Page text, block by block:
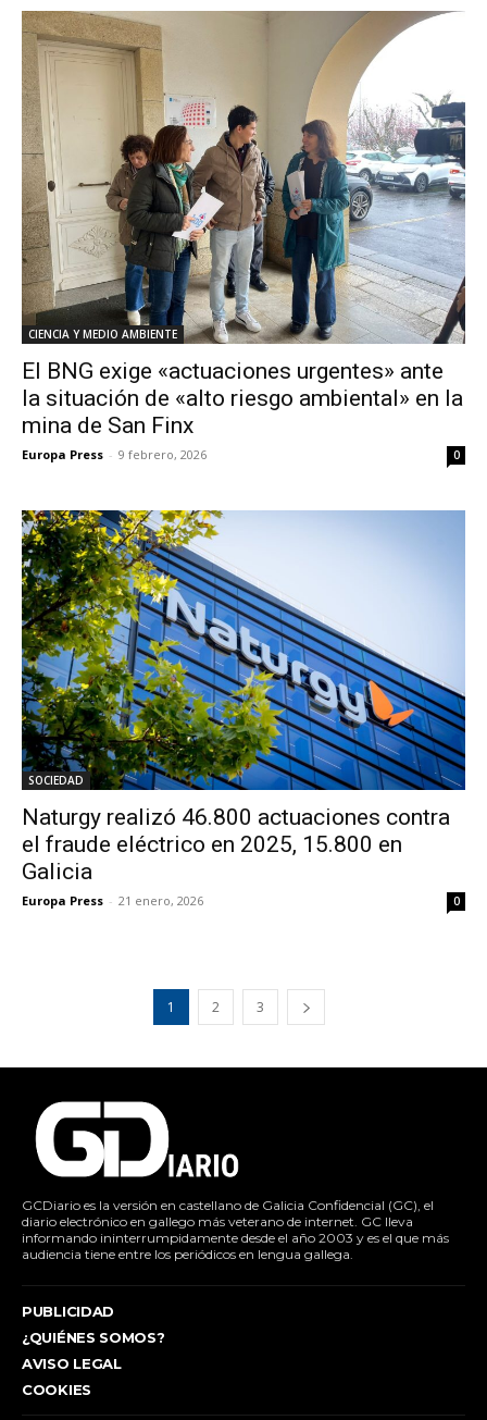
CIENCIA Y MEDIO AMBIENTE
El BNG exige «actuaciones urgentes» ante
la situación de «alto riesgo ambiental» en la
mina de San Finx
Europa Press - 9 febrero, 2026 0
SOCIEDAD
Naturgy realizó 46.800 actuaciones contra
el fraude eléctrico en 2025, 15.800 en
Galicia
Europa Press - 21 enero, 2026 0
1 2 3
GCDiario es la versión en castellano de Galicia Confidencial (GC), el
diario electrónico en gallego más veterano de internet. GC lleva
informando ininterrumpidamente desde el año 2003 y es el que más
audiencia tiene entre los periódicos en lengua gallega.
PUBLICIDAD
¿QUIÉNES SOMOS?
AVISO LEGAL
COOKIES